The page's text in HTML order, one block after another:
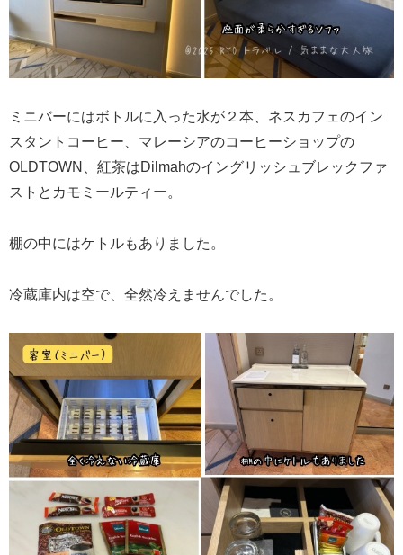
ミニバーにはボトルに入った水が２本、ネスカフェのイン
スタントコーヒー、マレーシアのコーヒーショップの
OLDTOWN、紅茶はDilmahのイングリッシュブレックファ
ストとカモミールティー。
棚の中にはケトルもありました。
冷蔵庫内は空で、全然冷えませんでした。